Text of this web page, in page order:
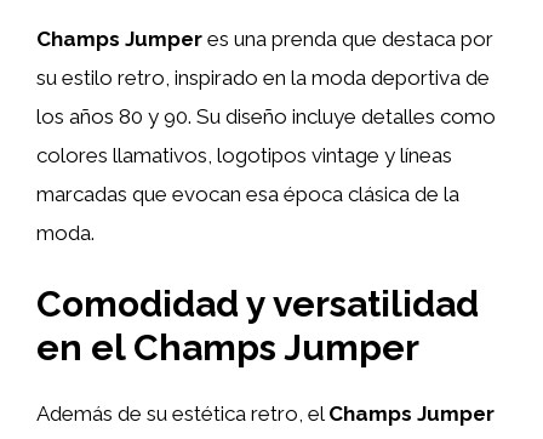
Champs Jumper es una prenda que destaca por
su estilo retro, inspirado en la moda deportiva de
los años 80 y 90. Su diseño incluye detalles como
colores llamativos, logotipos vintage y líneas
marcadas que evocan esa época clásica de la
moda.
Comodidad y versatilidad
en el Champs Jumper
Además de su estética retro, el Champs Jumper